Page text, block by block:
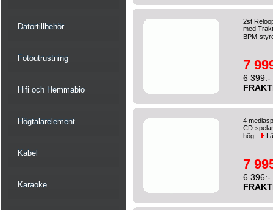
Datortillbehör
Fotoutrustning
Hifi och Hemmabio
Högtalarelement
Kabel
Karaoke
2st
med
BPM-
7
6 399:-
4
CD-
hög...
7
6 396:-